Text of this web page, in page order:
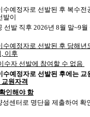
예정자로 선발된 후 복수전
발이
선발 직후 2026년 8월 말~9월
수예정자로 선발된 후 당해년
이후
수자 선발에 참여할 수 없음
예정자로 선발된 후에는 교
교원자격
인해야 함
성센터로 명단을 제출하여 확